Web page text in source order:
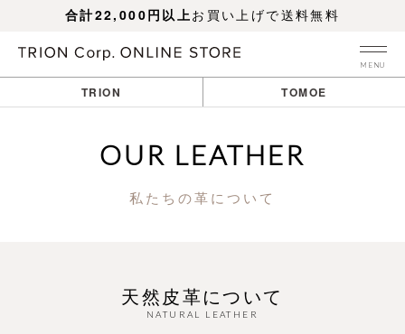
合計22,000円以上お買い上げで送料無料
MENU
TRION TOMOE
OUR LEATHER
私たちの革について
天然皮革について
NATURAL LEATHER